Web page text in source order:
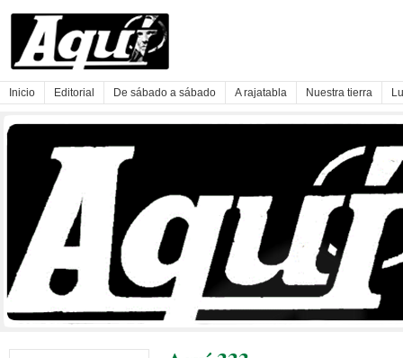
Inicio Editorial De sábado a sábado A rajatabla Nuestra tierra